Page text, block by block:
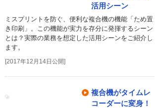
活用シーン
ミスプリントを防ぐ、便利な複合機の機能「ため置
き印刷」。この機能が実力を存分に発揮するシーン
とは？実際の業務を想定した活用シーンをご紹介し
ます。
[2017年12月14日公開]
複合機がタイムレ
コーダーに変身！